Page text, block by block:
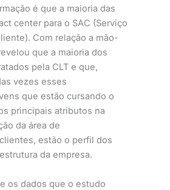
é que a maioria das
center para o SAC (Serviço
Com relação a mão-
que a maioria dos
pela CLT e que,
vezes esses
que estão cursando o
principais atributos na
da área de
estão o perfil dos
da empresa.
os dados que o estudo